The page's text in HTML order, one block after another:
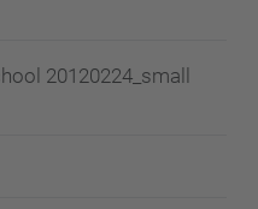
20120224_small